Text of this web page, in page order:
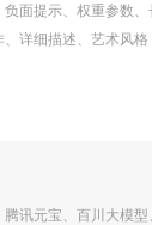
面提示、权重参数
详细描述、艺术风格
讯元宝、百川大模